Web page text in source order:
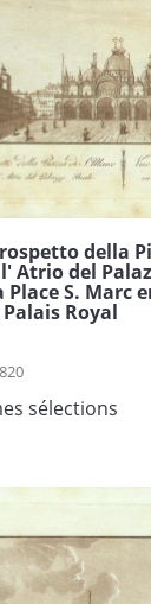
della
Atrio del
Place S. Marc
Royal
sélections